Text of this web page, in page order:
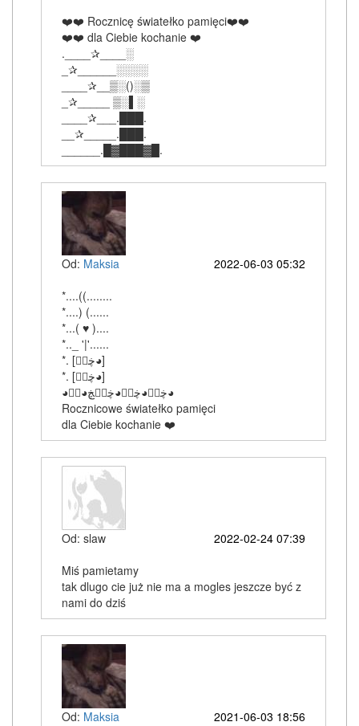
❤️❤️ Rocznicę światełko pamięci❤️❤️
❤️❤️ dla Ciebie kochanie ❤️
.____✰____░
_✰______░░░░
____✰__▒░()░▒
_✰_____ ▒░▌░
____✰___.███.
__✰_____.███.
______.█▓███▓█.
Od: Maksia
2022-06-03 05:32
*....((........
*....) (......
*...( ♥ )....
*.._ '|'......
‎*. [ڿڰۣ◕]
‎*. [ڿڰۣ◕]
‎◕ڿڰۣ◕ڿڰۣ◕ڿڰۣڿ◕ڰۣ◕
Rocznicowe światełko pamięci
dla Ciebie kochanie ❤️
Od: slaw
2022-02-24 07:39
Miś pamietamy
tak dlugo cie już nie ma a mogles jeszcze być z
nami do dziś
Od: Maksia
2021-06-03 18:56